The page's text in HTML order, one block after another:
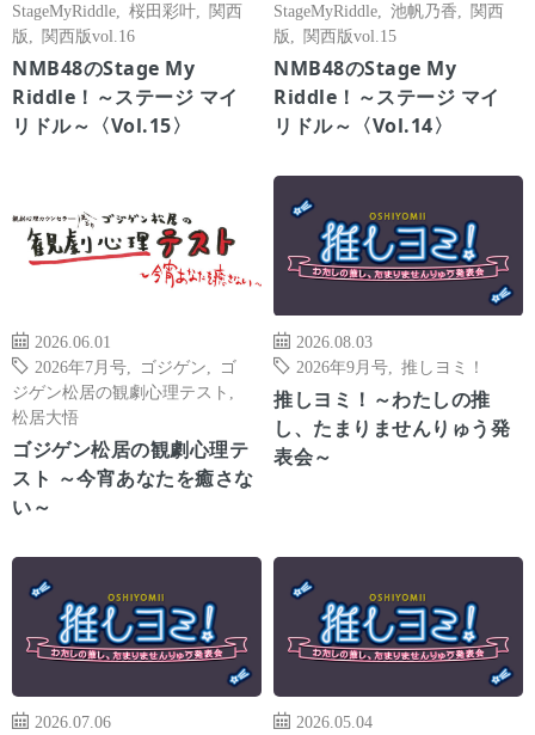
StageMyRiddle
桜田彩叶
関西
版
関西版vol.16
NMB48のStage My
Riddle！～ステージ マイ
リドル～〈Vol.15〉
StageMyRiddle
池帆乃香
関西
版
関西版vol.15
NMB48のStage My
Riddle！～ステージ マイ
リドル～〈Vol.14〉
2026.06.01
2026年7月号
ゴジゲン
ゴ
ジゲン松居の観劇心理テスト
松居大悟
ゴジゲン松居の観劇心理テ
スト ～今宵あなたを癒さな
い～
2026.08.03
2026年9月号
推しヨミ！
推しヨミ！～わたしの推
し、たまりませんりゅう発
表会～
2026.07.06
2026.05.04